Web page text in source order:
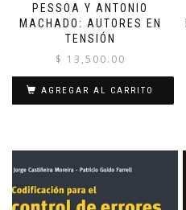
PESSOA Y ANTONIO
MACHADO: AUTORES EN
TENSIÓN
$ 13,500.00
AGREGAR AL CARRITO